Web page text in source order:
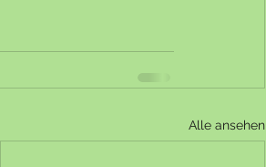
Alle ansehen